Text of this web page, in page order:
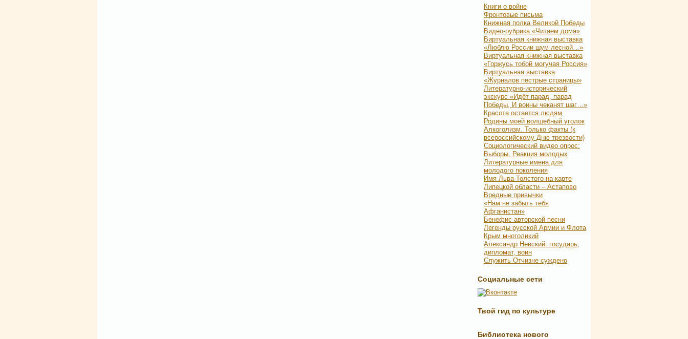
Книги о войне
Фронтовые письма
Книжная полка Великой Победы
Видео-рубрика «Читаем дома»
Виртуальная книжная выставка
«Люблю России шум лесной…»
Виртуальная книжная выставка
«Горжусь тобой могучая Россия»
Виртуальная выставка
«Журналов пестрые страницы»
Литературно-исторический
экскурс «Идёт парад, парад
Победы, И воины чеканят шаг…»
Красота остается людям
Родины моей волшебный уголок
Алкоголизм. Только факты (к
всероссийскому Дню трезвости)
Социологический видео опрос:
Выборы. Реакция молодых
Литературные имена для
молодого поколения
Имя Льва Толстого на карте
Липецкой области – Астапово
Вредные привычки
«Нам не забыть тебя
Афганистан»
Бенефис авторской песни
Легенды русской Армии и Флота
Крым многоликий
Александр Невский: государь,
дипломат, воин
Служить Отчизне суждено
Социальные сети
Твой гид по культуре
Библиотека нового